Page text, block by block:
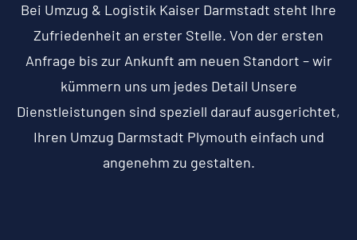
Bei Umzug & Logistik Kaiser Darmstadt steht Ihre
Zufriedenheit an erster Stelle. Von der ersten
Anfrage bis zur Ankunft am neuen Standort – wir
kümmern uns um jedes Detail Unsere
Dienstleistungen sind speziell darauf ausgerichtet,
Ihren Umzug Darmstadt Plymouth einfach und
angenehm zu gestalten.